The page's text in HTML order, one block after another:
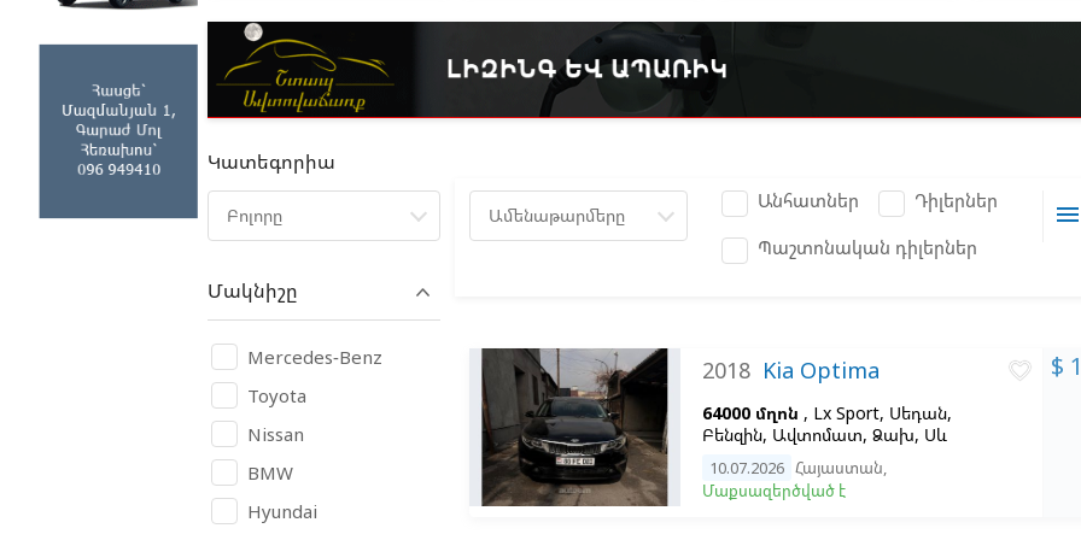
Կատեգորիա
Բոլորը
Մակնիշը
Mercedes-Benz
Toyota
Nissan
BMW
Hyundai
Ամենաթարմերը
Անհատներ
Դիլերներ
Պաշտոնական դիլերներ
menu
2018Kia Optima
64000 մղոն , Lx Sport, Սեդան,
Բենզին, Ավտոմատ, Ձախ, Սև
10.07.2026 Հայաստան,
Մաքսազերծված է
favorite_border $